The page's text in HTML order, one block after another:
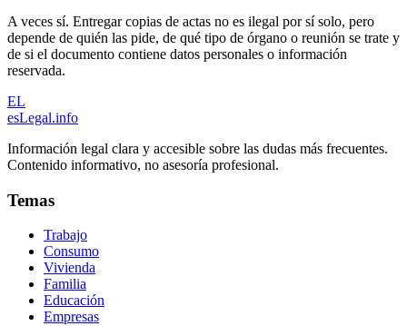
A veces sí. Entregar copias de actas no es ilegal por sí solo, pero
depende de quién las pide, de qué tipo de órgano o reunión se trate y
de si el documento contiene datos personales o información
reservada.
EL
esLegal.info
Información legal clara y accesible sobre las dudas más frecuentes.
Contenido informativo, no asesoría profesional.
Temas
Trabajo
Consumo
Vivienda
Familia
Educación
Empresas